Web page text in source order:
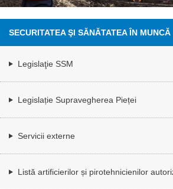
SECURITATEA ŞI SĂNĂTATEA ÎN MUNCĂ
Legislaţie SSM
Legislație Supravegherea Pieței
Servicii externe
Listă artificierilor și pirotehnicienilor